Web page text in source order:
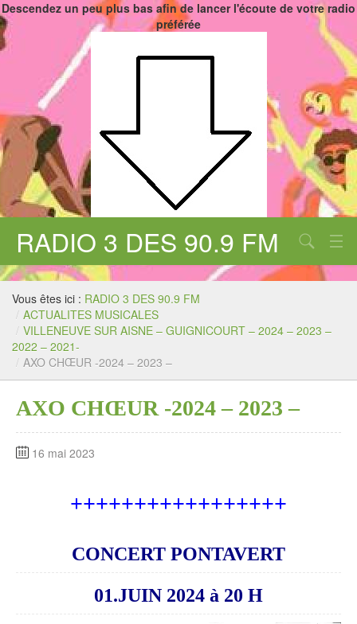
Descendez un peu plus bas afin de lancer l'écoute de votre radio
préférée
RADIO 3 DES 90.9 FM
Aucune catégorie
Chercher
Vous êtes ici : RADIO 3 DES 90.9 FM
/ ACTUALITES MUSICALES
/ VILLENEUVE SUR AISNE – GUIGNICOURT – 2024 – 2023 –
2022 – 2021-
/ AXO CHŒUR -2024 – 2023 –
AXO CHŒUR -2024 – 2023 –
16 mai 2023
+++++++++++++++++
CONCERT PONTAVERT
01.JUIN 2024 à 20 H